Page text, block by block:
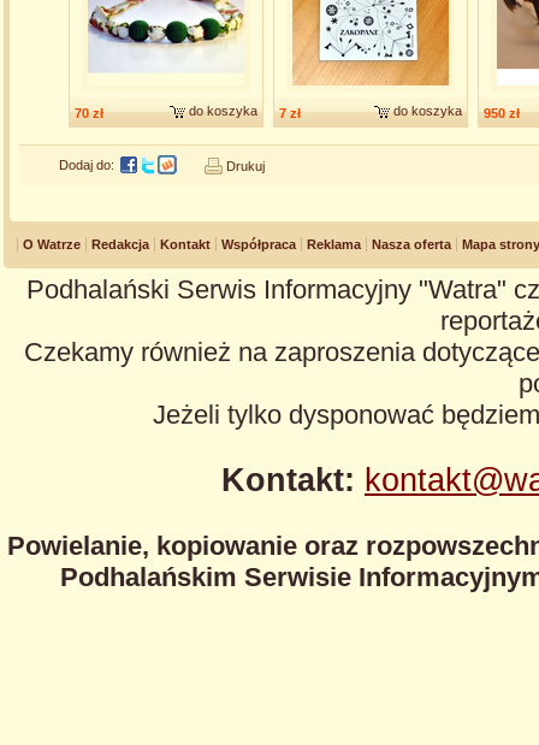
70 zł do koszyka 7 zł do koszyka 950 zł
Dodaj do: Drukuj
O Watrze Redakcja Kontakt Współpraca Reklama Nasza oferta Mapa strony
Podhalański Serwis Informacyjny "Watra"
Czekamy również na zaproszenia
Jeżeli tylko dysponować
Kontakt:
Powielanie, kopiowanie oraz
Podhalańskim Serwisie